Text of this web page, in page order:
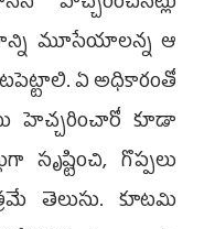
మూసేయాలన్న ఆ
ఏ అధికారంతో
హెచ్చరించారో కూడా
సృష్టించి, గొప్పలు
తెలుసు. కూటమి